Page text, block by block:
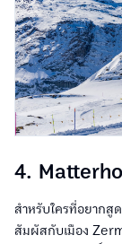
4.
สำหรับใครที่อยากสู
สัมผัสกับเมือง